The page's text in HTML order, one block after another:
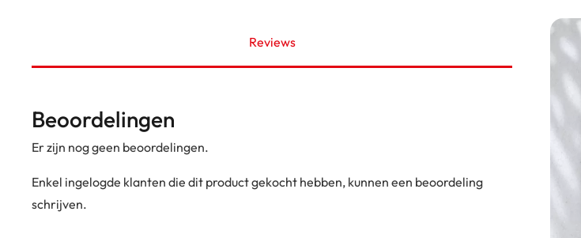
Reviews
Beoordelingen
Er zijn nog geen beoordelingen.
Enkel ingelogde klanten die dit product gekocht hebben, kunnen een beoordeling
schrijven.